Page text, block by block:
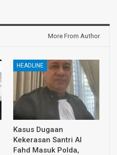
More From Author
HEADLINE
Kasus Dugaan
Kekerasan Santri Al
Fahd Masuk Polda,